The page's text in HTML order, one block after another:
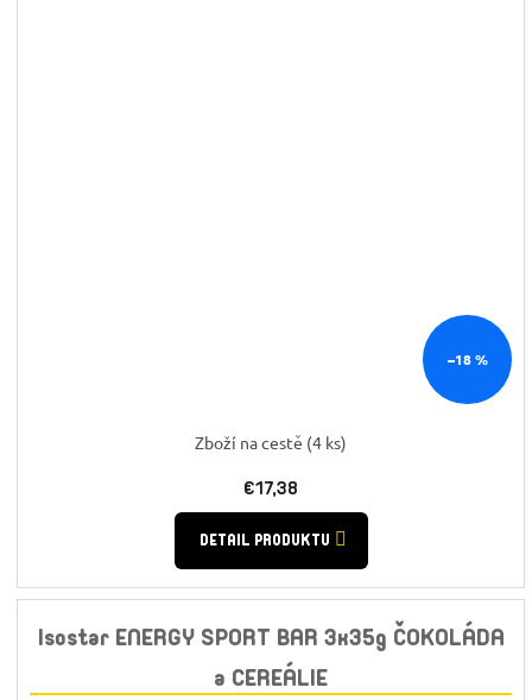
–18 %
Zboží na cestě (4 ks)
€17,38
DETAIL PRODUKTU
Isostar ENERGY SPORT BAR 3x35g ČOKOLÁDA
a CEREÁLIE